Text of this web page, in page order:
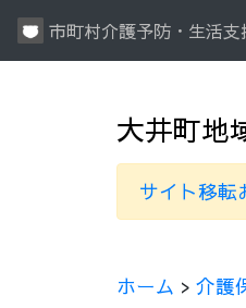
市町村介護予防・生活
大井町地
サイト移転
ホーム > 介護